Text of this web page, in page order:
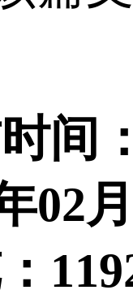
间：
02